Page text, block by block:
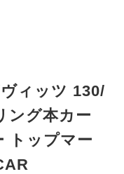
ィッツ 130/
ング本カー
トップマー